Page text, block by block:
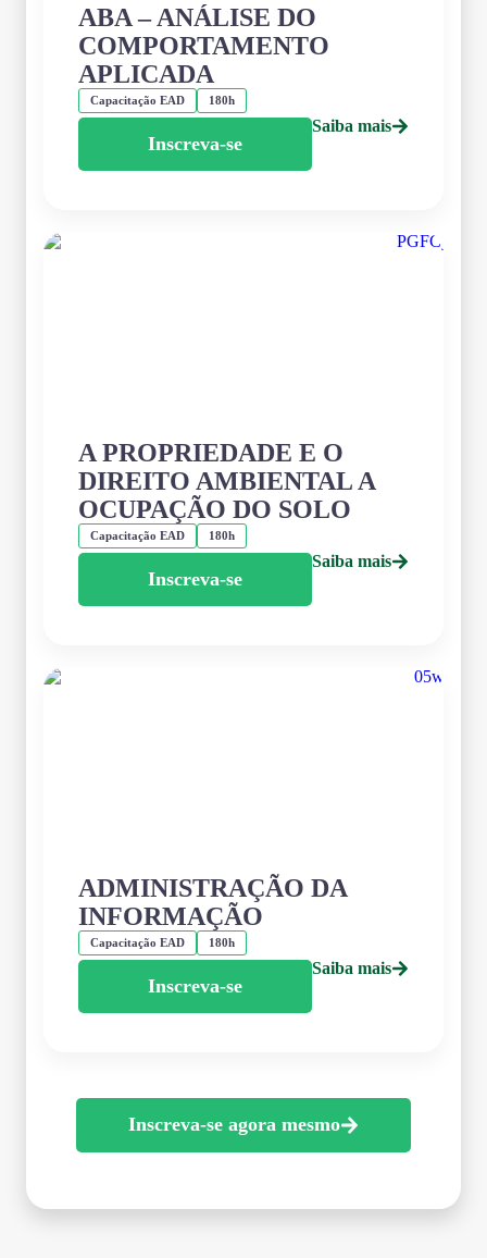
ABA – ANÁLISE DO
COMPORTAMENTO
APLICADA
Capacitação EAD 180h
Inscreva-se
Saiba mais
A PROPRIEDADE E O
DIREITO AMBIENTAL A
OCUPAÇÃO DO SOLO
Capacitação EAD 180h
Inscreva-se
Saiba mais
ADMINISTRAÇÃO DA
INFORMAÇÃO
Capacitação EAD 180h
Inscreva-se
Saiba mais
Inscreva-se agora mesmo